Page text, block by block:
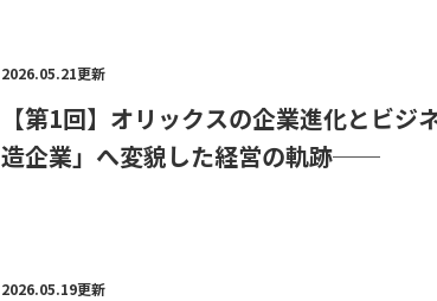
2026.05.21更新
【第1回】オリックスの企業進化とビ
造企業」へ変貌した経営の軌跡──
2026.05.19更新